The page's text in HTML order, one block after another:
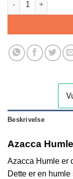
Beskrivelse
Azacca Humle
Azacca Humle er
Dette er en